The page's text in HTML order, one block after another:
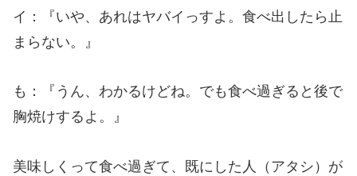
イ：『いや、あれはヤバイっすよ。食べ出したら止
まらない。』
も：『うん、わかるけどね。でも食べ過ぎると後で
胸焼けするよ。』
美味しくって食べ過ぎて、既にした人（アタシ）が